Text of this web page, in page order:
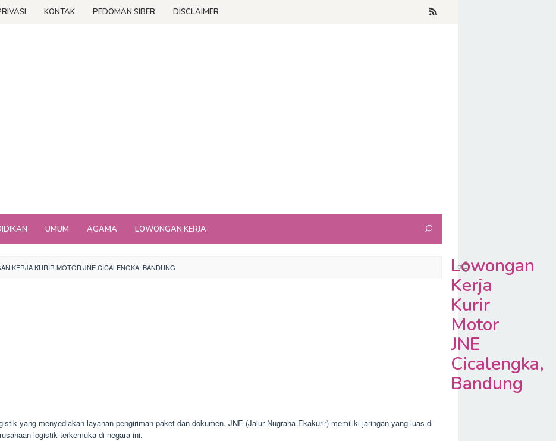
KONTAK PEDOMAN SIBER DISCLAIMER
UMUM AGAMA LOWONGAN KERJA
KERJA KURIR MOTOR JNE CICALENGKA, BANDUNG
Lowongan
Kerja
Kurir
Motor
JNE
Cicalengka,
Bandung
yang menyediakan layanan pengiriman paket dan dokumen. JNE (Jalur Nugraha Ekakurir) memiliki jaringan yang luas di
logistik terkemuka di negara ini.